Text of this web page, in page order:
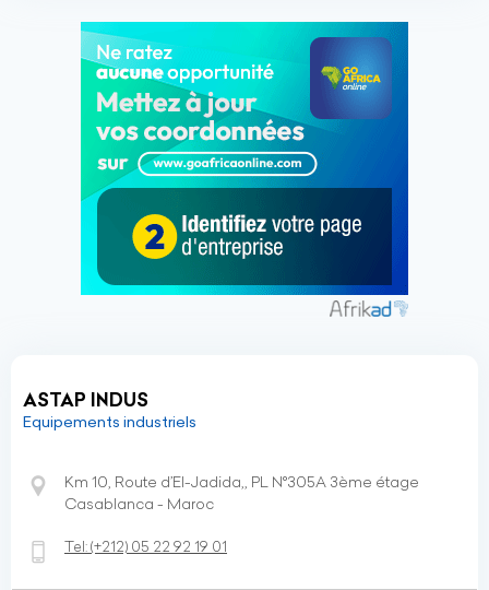
ASTAP INDUS
Equipements industriels
Km 10, Route d’El-Jadida,, PL N°305A 3ème étage
Casablanca - Maroc
Tel:(+212) 05 22 92 19 01